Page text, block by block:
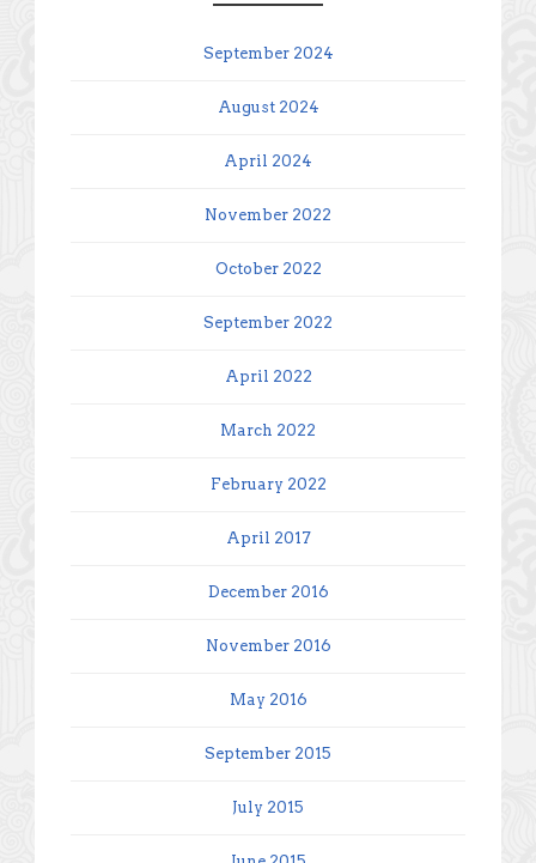
September 2024
August 2024
April 2024
November 2022
October 2022
September 2022
April 2022
March 2022
February 2022
April 2017
December 2016
November 2016
May 2016
September 2015
July 2015